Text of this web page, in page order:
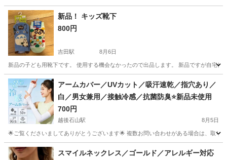
新潟 佐渡市 弥彦駅 着物
新品！ キッズ靴下
800円
吉田駅 8月6日
新品の子ども用靴下です。 使用する機会なかったので出品します。 新品ですが自宅保
新潟 燕市 吉田駅 その他
アームカバー／UVカット／吸汗速乾／指穴あり／
白／男女兼用／接触冷感／抗菌防臭⭐️新品未使用
700円
越後石山駅 8月5日
🌟ご覧くださいましてありがとうございます🌟 複数お問い合わせがある場合は、取り
新潟 新潟市 越後石山駅 屋外
スマイルネックレス／ゴールド／アレルギー対応